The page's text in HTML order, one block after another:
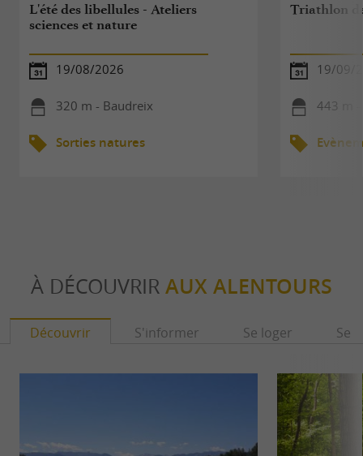
L'été des libellules - Ateliers
sciences et nature
19/08/2026
320 m - Baudreix
Sorties natures
Triathlon
19/09/
443 m
À DÉCOUVRIR AUX ALENTOURS
Découvrir S'informer Se loger Se